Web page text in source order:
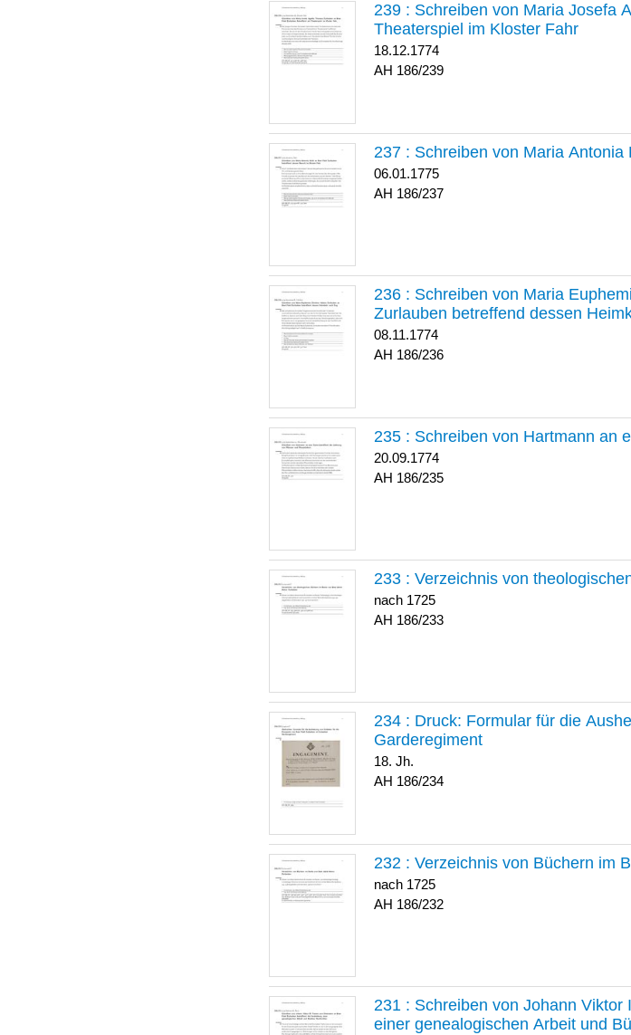
239 : Schreiben von Maria Josefa
Theaterspiel im Kloster Fahr
18.12.1774
186/239
237 : Schreiben von Maria
06.01.1775
186/237
236 : Schreiben von Maria
Zurlauben betreffend dessen
08.11.1774
186/236
235 : Schreiben von Hartmann an
20.09.1774
186/235
233 : Verzeichnis von
nach 1725
186/233
234 : Druck: Formular für die
Garderegiment
18. Jh.
186/234
232 : Verzeichnis von Büchern im
nach 1725
186/232
231 : Schreiben von Johann Viktor
einer genealogischen Arbeit und